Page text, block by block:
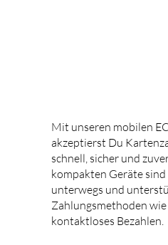
Mit unseren mobilen
akzeptierst Du
schnell, sicher und
kompakten Geräte
unterwegs und
Zahlungsmethoden
kontaktloses Bezahlen.